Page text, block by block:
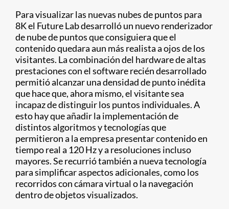
Para visualizar las nuevas nubes de puntos para
8K el Future Lab desarrolló un nuevo renderizador
de nube de puntos que consiguiera que el
contenido quedara aun más realista a ojos de los
visitantes. La combinación del hardware de altas
prestaciones con el software recién desarrollado
permitió alcanzar una densidad de punto inédita
que hace que, ahora mismo, el visitante sea
incapaz de distinguir los puntos individuales. A
esto hay que añadir la implementación de
distintos algoritmos y tecnologías que
permitieron a la empresa presentar contenido en
tiempo real a 120 Hz y a resoluciones incluso
mayores. Se recurrió también a nueva tecnología
para simplificar aspectos adicionales, como los
recorridos con cámara virtual o la navegación
dentro de objetos visualizados.